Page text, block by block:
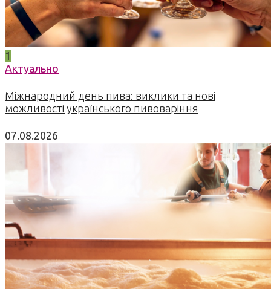
1
Актуально
Міжнародний день пива: виклики та нові
можливості українського пивоваріння
07.08.2026